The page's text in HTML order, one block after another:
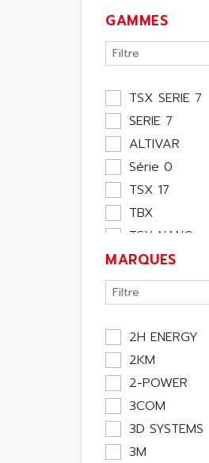
Ecran
Entrée /
Memoire
Module Métier
Moteur
Pupitre
Rack
Etude
Software
Variateur
Actif
Consommable
Energie
Passif
Bureau
Emballage
Informatique
GAMMES
TSX SERIE 7
SERIE 7
ALTIVAR
Série 0
TSX 17
TBX
TSX NANO
TSX PREMIUM
ASI
APRIL 5000
XUD
TSX MICRO
MAGELIS
TCCX
CCX17
TELEFAST
MARQUES
2H ENERGY
2KM
2-POWER
3COM
3D SYSTEMS
3M